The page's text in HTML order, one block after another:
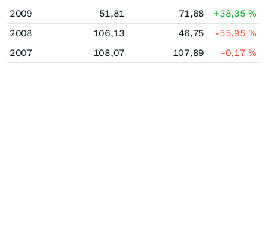
2009
51,81 71,68 +38,35%
2008
106,13 46,75 -55,95%
2007
108,07 107,89 -0,17%